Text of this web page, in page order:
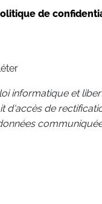
de
informatique et
d'accès de